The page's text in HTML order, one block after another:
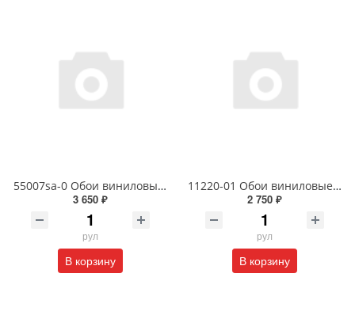
55007sa-0 Обои виниловые на флизелиновой основе под покраску антивандальные 1.06 X 25 м
3 650 ₽
рул
В корзину
11220-01 Обои виниловые на флизелиновой основе Фотон- уни1.06 X 10 м
2 750 ₽
рул
В корзину